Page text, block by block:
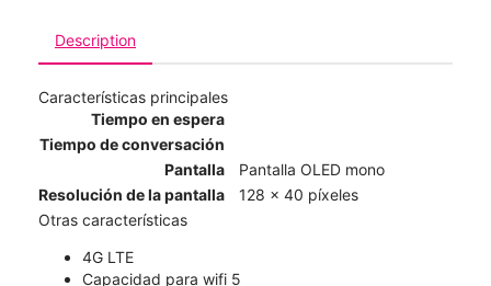
Description
Características principales
Tiempo en espera
Tiempo de conversación
Pantalla
Pantalla OLED mono
Resolución de la pantalla
128 x 40 píxeles
Otras características
4G LTE
Capacidad para wifi 5